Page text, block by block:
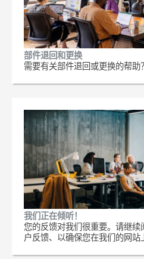
部件退回和更换
需要有关部件退回或更换的帮助
我们正在倾听！
您的反馈对我们很重要。请继
户反馈、以确保您在我们的网站